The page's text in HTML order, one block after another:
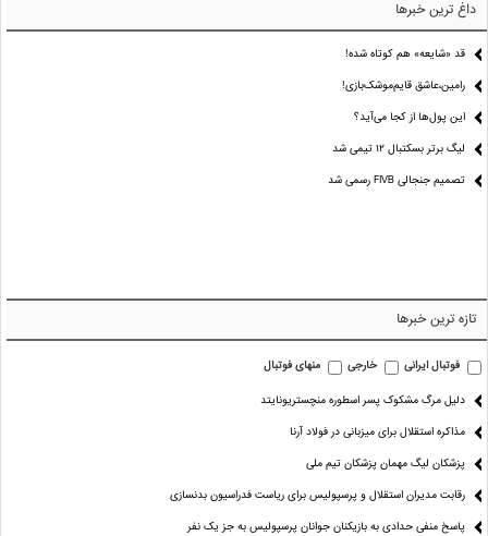
داغ ترین خبرها
قد «شایعه» هم کوتاه شده!
رامین،عاشق قایم‌موشک‌بازی!
این پول‌ها از کجا می‌آید؟
لیگ برتر بسکتبال ۱۲ تیمی شد
تصمیم جنجالی FIVB رسمی شد
تازه ترین خبرها
فوتبال ایرانی خارجی منهای فوتبال
دلیل مرگ مشکوک پسر اسطوره منچستریونایتد
مذاکره استقلال برای میزبانی در فولاد آرنا
پزشکان لیگ مهمان پزشکان تیم ملی
رقابت مدیران استقلال و پرسپولیس برای ریاست فدراسیون بدنسازی
پاسخ منفی حدادی به بازیکنان جوانان پرسپولیس به جز یک نفر